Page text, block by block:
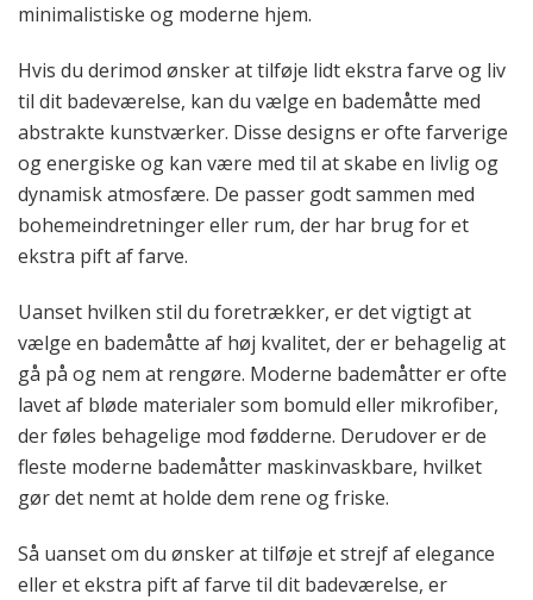
minimalistiske og moderne hjem.
Hvis du derimod ønsker at tilføje lidt ekstra farve og liv
til dit badeværelse, kan du vælge en bademåtte med
abstrakte kunstværker. Disse designs er ofte farverige
og energiske og kan være med til at skabe en livlig og
dynamisk atmosfære. De passer godt sammen med
bohemeindretninger eller rum, der har brug for et
ekstra pift af farve.
Uanset hvilken stil du foretrækker, er det vigtigt at
vælge en bademåtte af høj kvalitet, der er behagelig at
gå på og nem at rengøre. Moderne bademåtter er ofte
lavet af bløde materialer som bomuld eller mikrofiber,
der føles behagelige mod fødderne. Derudover er de
fleste moderne bademåtter maskinvaskbare, hvilket
gør det nemt at holde dem rene og friske.
Så uanset om du ønsker at tilføje et strejf af elegance
eller et ekstra pift af farve til dit badeværelse, er